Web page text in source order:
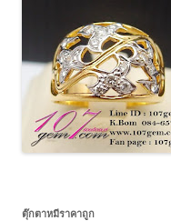
ตุ๊กตาหมีราคาถูก